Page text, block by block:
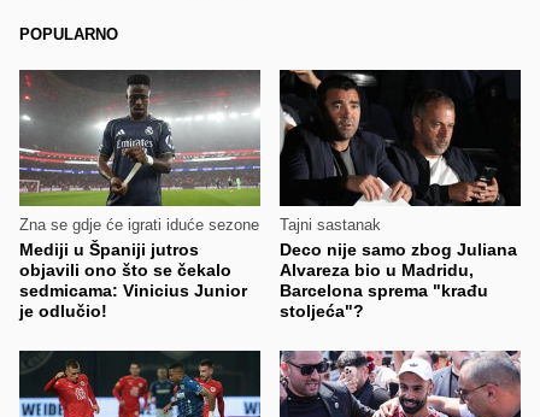
POPULARNO
Zna se gdje će igrati iduće sezone
Mediji u Španiji jutros
objavili ono što se čekalo
sedmicama: Vinicius Junior
je odlučio!
Tajni sastanak
Deco nije samo zbog Juliana
Alvareza bio u Madridu,
Barcelona sprema "krađu
stoljeća"?